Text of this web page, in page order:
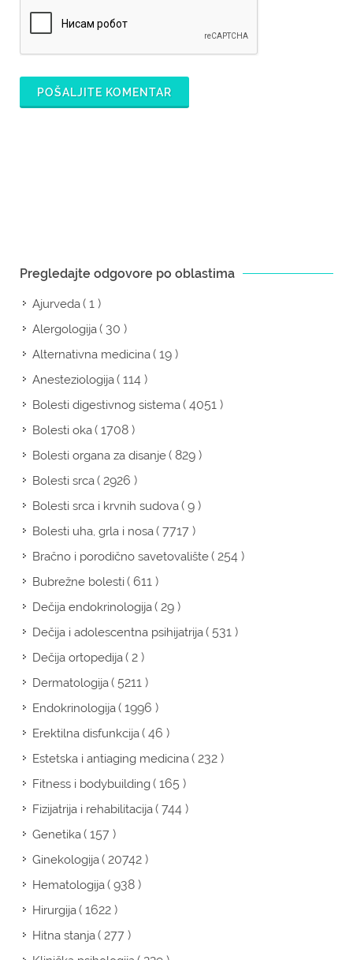
POŠALJITE KOMENTAR
Pregledajte odgovore po oblastima
Ajurveda( 1 )
Alergologija( 30 )
Alternativna medicina( 19 )
Anesteziologija( 114 )
Bolesti digestivnog sistema( 4051 )
Bolesti oka( 1708 )
Bolesti organa za disanje( 829 )
Bolesti srca( 2926 )
Bolesti srca i krvnih sudova( 9 )
Bolesti uha, grla i nosa( 7717 )
Bračno i porodično savetovalište( 254 )
Bubrežne bolesti( 611 )
Dečija endokrinologija( 29 )
Dečija i adolescentna psihijatrija( 531 )
Dečija ortopedija( 2 )
Dermatologija( 5211 )
Endokrinologija( 1996 )
Erektilna disfunkcija( 46 )
Estetska i antiaging medicina( 232 )
Fitness i bodybuilding( 165 )
Fizijatrija i rehabilitacija( 744 )
Genetika( 157 )
Ginekologija( 20742 )
Hematologija( 938 )
Hirurgija( 1622 )
Hitna stanja( 277 )